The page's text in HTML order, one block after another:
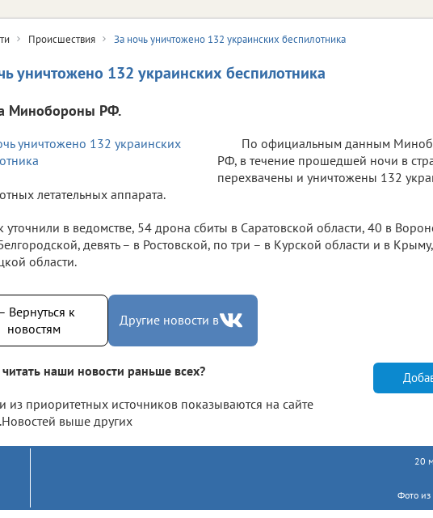
Происшествия За ночь уничтожено 132 украинских беспилотника
уничтожено 132 украинских беспилотника
Минобороны РФ.
По официальным данным
РФ, в течение прошедшей ночи в
перехвачены и уничтожены 132
летательных аппарата.
уточнили в ведомстве, 54 дрона сбиты в Саратовской области, 40 в
девять – в Ростовской, по три – в Курской области и в
области.
Вернуться к
новостям
Другие новости в
наши новости раньше всех?
из приоритетных источников показываются на сайте
выше других
20
Фото из